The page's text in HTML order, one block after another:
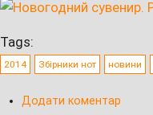
Tags:
2014 Збірники нот новини
Додати коментар